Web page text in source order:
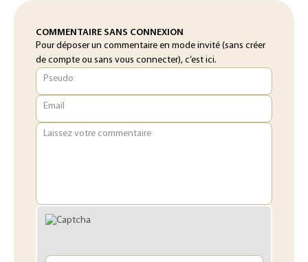
COMMENTAIRE SANS CONNEXION
Pour déposer un commentaire en mode invité (sans créer
de compte ou sans vous connecter), c’est ici.
Pseudo
Email
Laissez votre commentaire